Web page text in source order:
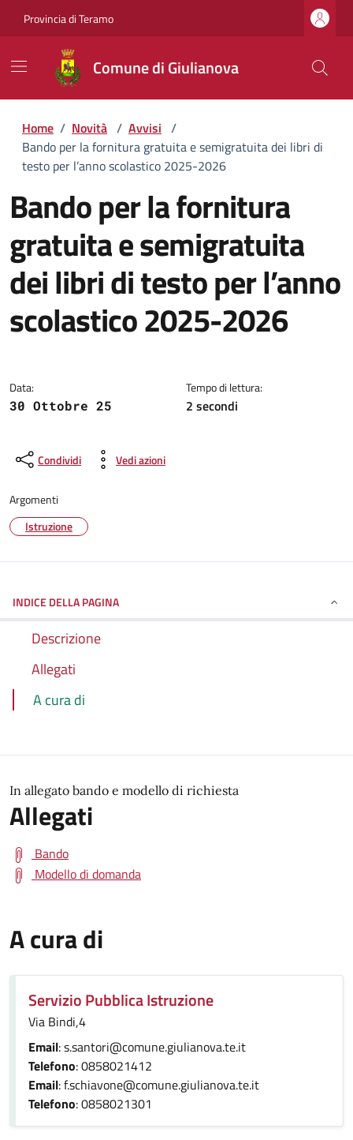
Provincia di Teramo
Comune di Giulianova
Home / Novità / Avvisi /
Bando per la fornitura gratuita e semigratuita dei libri di
testo per l’anno scolastico 2025-2026
Bando per la fornitura
gratuita e semigratuita
dei libri di testo per l’anno
scolastico 2025-2026
Data:
30 Ottobre 25
Tempo di lettura:
2 secondi
Condividi Vedi azioni
Argomenti
Istruzione
INDICE DELLA PAGINA
Descrizione
Allegati
A cura di
In allegato bando e modello di richiesta
Allegati
Bando
Modello di domanda
A cura di
Servizio Pubblica Istruzione
Via Bindi,4
Email: s.santori@comune.giulianova.te.it
Telefono: 0858021412
Email: f.schiavone@comune.giulianova.te.it
Telefono: 0858021301